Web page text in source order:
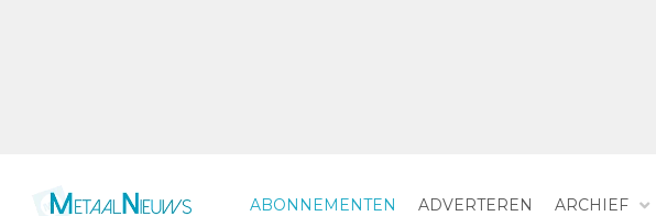
ABONNEMENTEN ADVERTEREN ARCHIEF